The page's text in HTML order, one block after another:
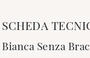
SCHEDA
Bianca Senza